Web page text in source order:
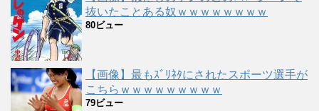
抜いたことある奴ｗｗｗｗｗｗｗｗ
80ビュー
【画像】最もｽﾞﾘﾈﾀにされたスポーツ選手が
こちらｗｗｗｗｗｗｗｗｗ
79ビュー